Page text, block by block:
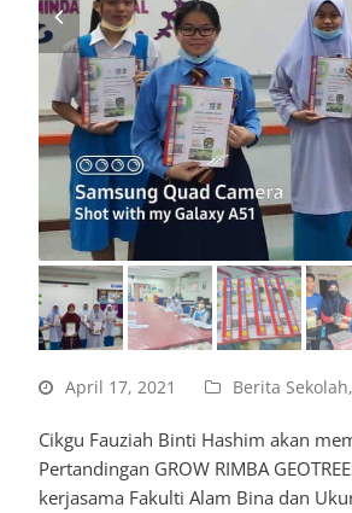
April 17, 2021 Berita Sekolah,
Cikgu Fauziah Binti Hashim akan
Pertandingan GROW RIMBA
kerjasama Fakulti Alam Bina dan